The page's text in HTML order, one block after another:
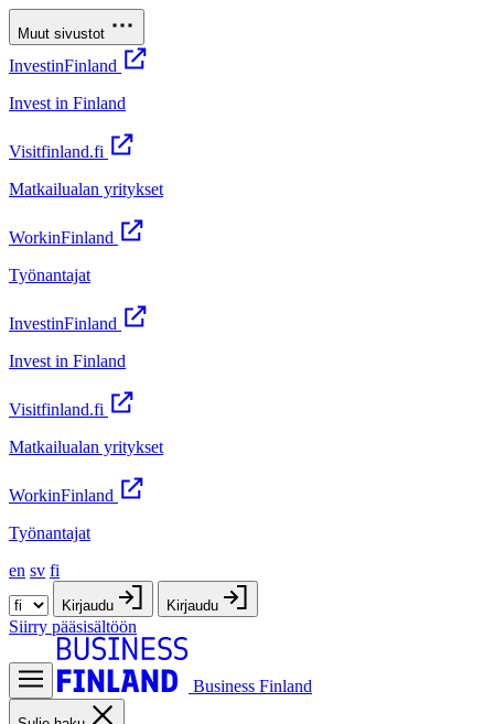
Muut sivustot
InvestinFinland
Invest in Finland
Visitfinland.fi
Matkailualan yritykset
WorkinFinland
Työnantajat
InvestinFinland
Invest in Finland
Visitfinland.fi
Matkailualan yritykset
WorkinFinland
Työnantajat
en sv fi
Kirjaudu Kirjaudu
Siirry pääsisältöön
Business Finland